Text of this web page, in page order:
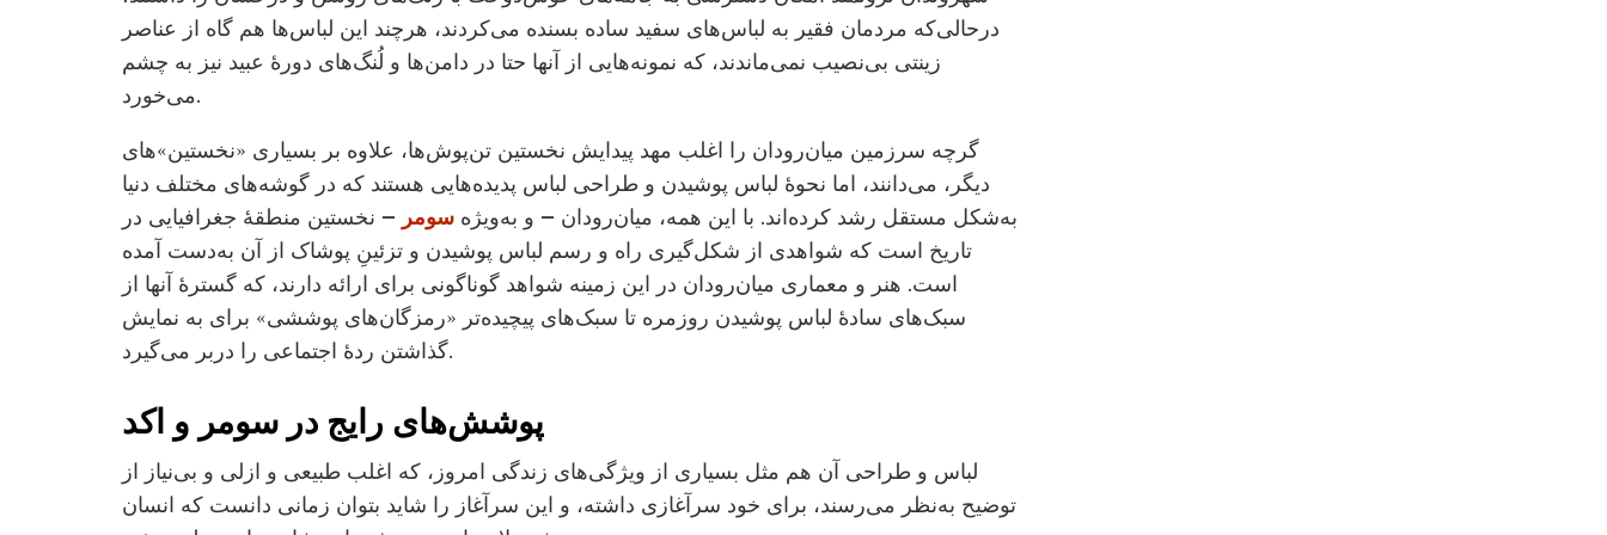
درحالی‌که مردمان فقیر به لباس‌های سفید ساده بسنده می‌کردند، هرچند این لباس‌ها هم گاه از عناصر
زینتی بی‌نصیب نمی‌ماندند، که نمونه‌هایی از آنها حتا در دامن‌ها و لُنگ‌های دورۀ عبید نیز به چشم
می‌خورد.
گرچه سرزمین میان‌رودان را اغلب مهد پیدایش نخستین تن‌پوش‌ها، علاوه بر بسیاری «نخستین»های
دیگر، می‌دانند، اما نحوۀ لباس پوشیدن و طراحی لباس پدیده‌هایی هستند که در گوشه‌های مختلف دنیا
به‌شکل مستقل رشد کرده‌اند. با این همه، میان‌رودان – و به‌ویژه سومر – نخستین منطقۀ جغرافیایی در
تاریخ است که شواهدی از شکل‌گیری راه و رسم لباس پوشیدن و تزئینِ پوشاک از آن به‌دست آمده
است. هنر و معماری میان‌رودان در این زمینه شواهد گوناگونی برای ارائه دارند، که گسترۀ آنها از
سبک‌های سادۀ لباس پوشیدن روزمره تا سبک‌های پیچیده‌تر «رمزگان‌های پوششی» برای به نمایش
گذاشتن ردۀ اجتماعی را دربر می‌گیرد.
پوشش‌های رایج در سومر و اکد
لباس و طراحی آن هم مثل بسیاری از ویژگی‌های زندگی امروز، که اغلب طبیعی و ازلی و بی‌نیاز از
توضیح به‌نظر می‌رسند، برای خود سرآغازی داشته، و این سرآغاز را شاید بتوان زمانی دانست که انسان